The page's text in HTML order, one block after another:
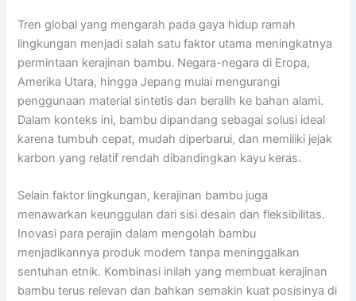
Tren global yang mengarah pada gaya hidup ramah
lingkungan menjadi salah satu faktor utama meningkatnya
permintaan kerajinan bambu. Negara-negara di Eropa,
Amerika Utara, hingga Jepang mulai mengurangi
penggunaan material sintetis dan beralih ke bahan alami.
Dalam konteks ini, bambu dipandang sebagai solusi ideal
karena tumbuh cepat, mudah diperbarui, dan memiliki jejak
karbon yang relatif rendah dibandingkan kayu keras.
Selain faktor lingkungan, kerajinan bambu juga
menawarkan keunggulan dari sisi desain dan fleksibilitas.
Inovasi para perajin dalam mengolah bambu
menjadikannya produk modern tanpa meninggalkan
sentuhan etnik. Kombinasi inilah yang membuat kerajinan
bambu terus relevan dan bahkan semakin kuat posisinya di